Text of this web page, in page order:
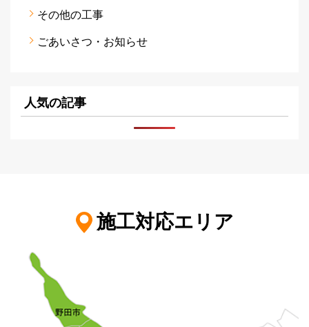
その他の工事
ごあいさつ・お知らせ
人気の記事
施工対応エリア